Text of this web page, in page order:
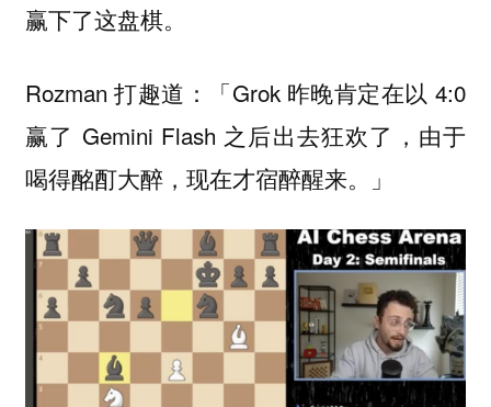
赢下了这盘棋。
Rozman 打趣道：「Grok 昨晚肯定在以 4:0
赢了 Gemini Flash 之后出去狂欢了，由于
喝得酩酊大醉，现在才宿醉醒来。」